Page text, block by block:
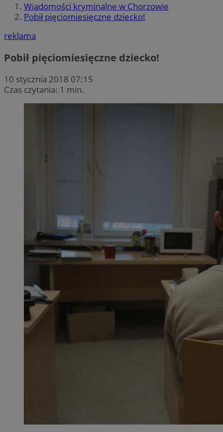
Wiadomości kryminalne w Chorzowie
Pobił pięciomiesięczne dziecko!
reklama
Pobił pięciomiesięczne dziecko!
10 stycznia 2018 07:15
Czas czytania: 1 min.